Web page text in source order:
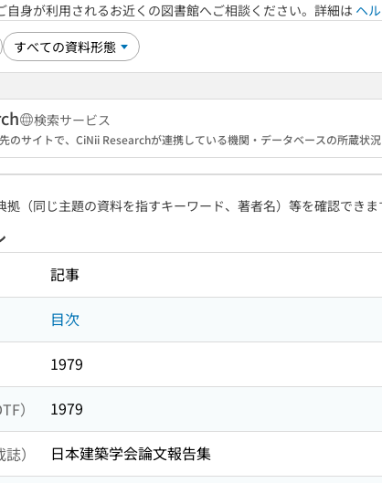
自身が利用されるお近くの図書館へご相談ください。詳細は ヘ
検索サービス
のサイトで、CiNii Researchが連携している機関・データベースの所蔵状況
拠（同じ主題の資料を指すキーワード、著者名）等を確認できま
記事
目次
1979
） 1979
）
日本建築学会論文報告集